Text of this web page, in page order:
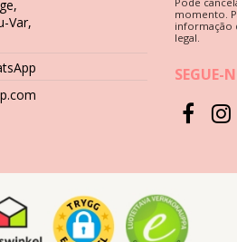
qualidade é uma mais valia quando
direto com superfícies tais como
Nunca utilize detergentes fortes tais
esfregar para que esta saia pois
Var,
momento.
informação
legal.
SEGUE-